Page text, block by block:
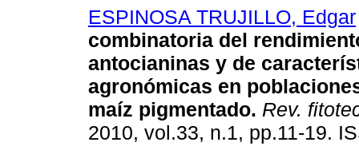
ESPINOSA TRUJILLO, Edgar
combinatoria del
antocianinas y de
agronómicas en
maíz pigmentado. Rev.
2010, vol.33, n.1, pp.11-19.